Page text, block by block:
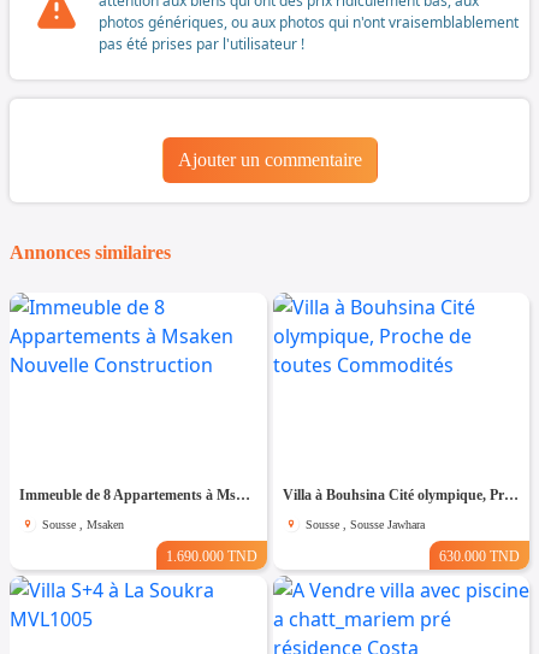
photos génériques, ou aux photos qui n'ont vraisemblablement
pas été prises par l'utilisateur !
Ajouter un commentaire
Annonces similaires
Immeuble de 8 Appartements à Msaken Nouvelle Construction
Sousse , Msaken
1.690.000 TND
Villa à Bouhsina Cité olympique, Proche de toutes Commodités
Sousse , Sousse Jawhara
630.000 TND